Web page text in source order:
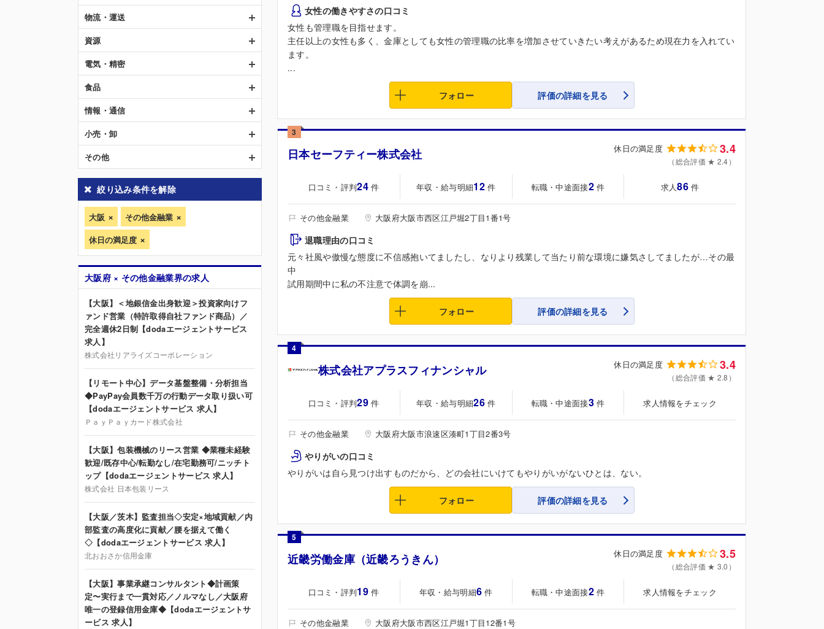
女性の働きやすさの口コミ
女性も管理職を目指せます。
主任以上の女性も多く、金庫としても女性の管理職の比率を増加させていきたい考えがあるため現在力を入れてい
ます。
...
フォロー 評価の詳細を見る
3
日本セーフティー株式会社 休日の満足度 3.4
（総合評価 ★ 2.4）
口コミ・評判24 件 年収・給与明細12 件 転職・中途面接2 件 求人86 件
その他金融業 大阪府大阪市西区江戸堀2丁目1番1号
退職理由の口コミ
元々社風や傲慢な態度に不信感抱いてましたし、なりより残業して当たり前な環境に嫌気さしてましたが…その最
中
試用期間中に私の不注意で体調を崩...
フォロー 評価の詳細を見る
4
株式会社アプラスフィナンシャル 休日の満足度 3.4
（総合評価 ★ 2.8）
口コミ・評判29 件 年収・給与明細26 件 転職・中途面接3 件 求人情報をチェック
その他金融業 大阪府大阪市浪速区湊町1丁目2番3号
やりがいの口コミ
やりがいは自ら見つけ出すものだから、どの会社にいけてもやりがいがないひとは、ない。
フォロー 評価の詳細を見る
5
近畿労働金庫（近畿ろうきん） 休日の満足度 3.5
（総合評価 ★ 3.0）
口コミ・評判19 件 年収・給与明細6 件 転職・中途面接2 件 求人情報をチェック
その他金融業 大阪府大阪市西区江戸堀1丁目12番1号
物流・運送
資源
電気・精密
食品
情報・通信
小売・卸
その他
絞り込み条件を解除
大阪
その他金融業
休日の満足度
大阪府 × その他金融業界の求人
【大阪】＜地銀信金出身歓迎＞投資家向けフ
ァンド営業（特許取得自社ファンド商品）／
完全週休2日制【dodaエージェントサービス
求人】
株式会社リアライズコーポレーション
【リモート中心】データ基盤整備・分析担当
◆PayPay会員数千万の行動データ取り扱い可
【dodaエージェントサービス 求人】
ＰａｙＰａｙカード株式会社
【大阪】包装機械のリース営業 ◆業種未経験
歓迎/既存中心/転勤なし/在宅勤務可/ニッチト
ップ【dodaエージェントサービス 求人】
株式会社 日本包装リース
【大阪／茨木】監査担当◇安定×地域貢献／内
部監査の高度化に貢献／腰を据えて働く
◇【dodaエージェントサービス 求人】
北おおさか信用金庫
【大阪】事業承継コンサルタント◆計画策
定〜実行まで一貫対応／ノルマなし／大阪府
唯一の登録信用金庫◆【dodaエージェントサ
ービス 求人】